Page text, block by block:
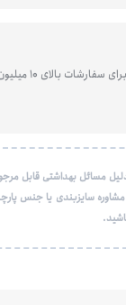
ارسال رایگان برای سفارشات بالای 10
مسائل بهداشتی قابل
سایزبندی یا جنس